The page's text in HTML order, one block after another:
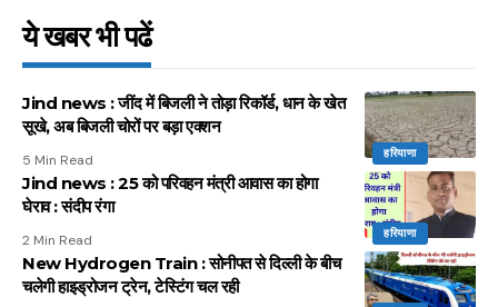
ये खबर भी पढें
हरियाणा
Jind news : जींद में बिजली ने तोड़ा रिकॉर्ड, धान के खेत
सूखे, अब बिजली चोरों पर बड़ा एक्शन
5 Min Read
हरियाणा
Jind news : 25 को परिवहन मंत्री आवास का होगा
घेराव : संदीप रंगा
2 Min Read
New Hydrogen Train : सोनीपत से दिल्ली के बीच
चलेगी हाइड्रोजन ट्रेन, टेस्टिंग चल रही